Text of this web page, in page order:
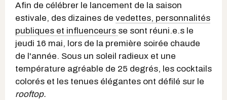
Afin de célébrer le lancement de la saison
estivale, des dizaines de vedettes, personnalités
publiques et influenceurs se sont réuni.e.s le
jeudi 16 mai, lors de la première soirée chaude
de l'année. Sous un soleil radieux et une
température agréable de 25 degrés, les cocktails
colorés et les tenues élégantes ont défilé sur le
rooftop.